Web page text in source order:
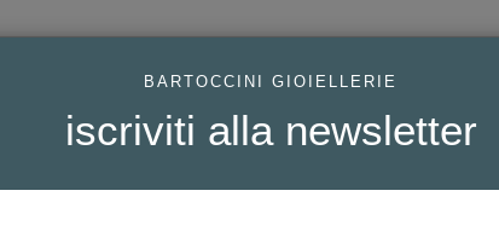
BARTOCCINI GIOIELLERIE
iscriviti alla newsletter